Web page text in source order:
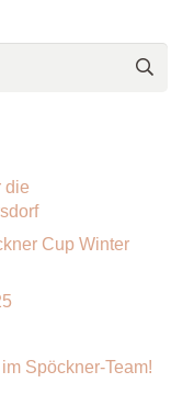
die
Cup Winter
Spöckner-Team!